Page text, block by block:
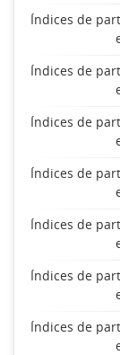
Índices de
Índices de
Índices de
Índices de
Índices de
Índices de
Índices de